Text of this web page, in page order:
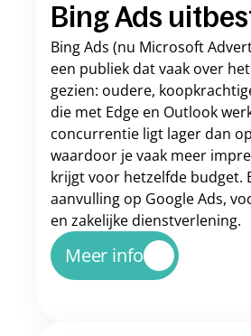
Bing Ads
Bing Ads (nu Microsoft
een publiek dat vaak over
gezien: oudere,
die met Edge en Outlook
concurrentie ligt lager dan
waardoor je vaak meer
krijgt voor hetzelfde budget.
aanvulling op Google Ads,
en zakelijke dienstverlening.
Meer info